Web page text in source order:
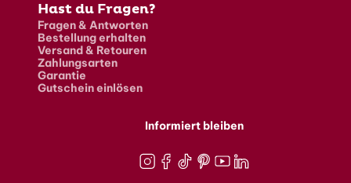
Hast du Fragen?
Fragen & Antworten
Bestellung erhalten
Versand & Retouren
Zahlungsarten
Garantie
Gutschein einlösen
Informiert bleiben